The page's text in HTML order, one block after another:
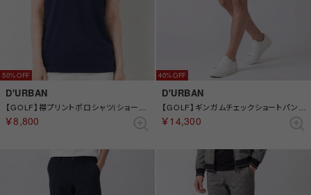
50%
D'URBAN
￥8,800
40%
D'URBAN
￥14,300